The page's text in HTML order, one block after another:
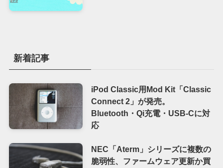
新着記事
iPod Classic用Mod Kit「Classic
Connect 2」が発売。
Bluetooth・Qi充電・USB-Cに対
応
NEC「Aterm」シリーズに複数の
脆弱性、ファームウェア更新か買